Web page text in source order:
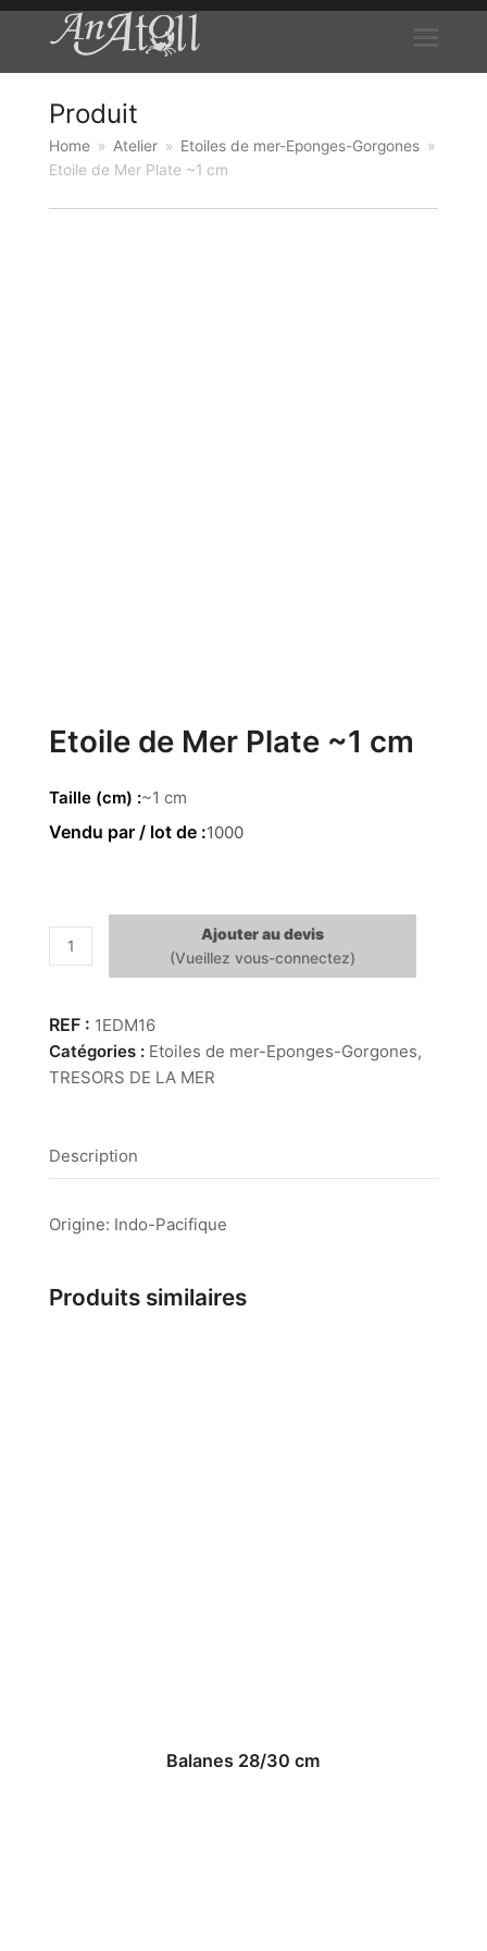
Produit
Home » Atelier » Etoiles de mer-Eponges-Gorgones »
Etoile de Mer Plate ~1 cm
Etoile de Mer Plate ~1 cm
Taille (cm) ~1 cm
1000
quantité
de
de
Mer
Plate
Ajouter au devis
1EDM16
Catégories : Etoiles de mer-Eponges-Gorgones,
TRESORS DE LA MER
Description
Origine: Indo-Pacifique
Produits similaires
Balanes 28/30 cm